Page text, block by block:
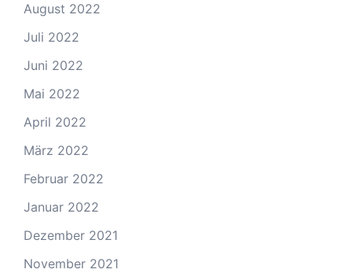
August 2022
Juli 2022
Juni 2022
Mai 2022
April 2022
März 2022
Februar 2022
Januar 2022
Dezember 2021
November 2021